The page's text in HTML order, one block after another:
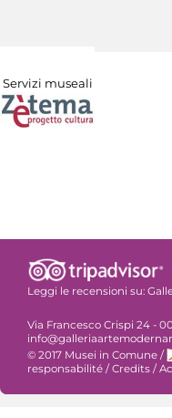
Servizi museali
Leggi le recensioni su:
Via Francesco Crispi 24 -
© 2017 Musei in Comune /
responsabilité / Credits /